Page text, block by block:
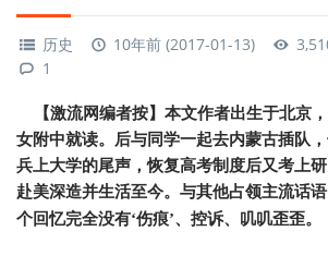
历史 10年前 (2017-01-13)
1
【激流网编者按】本文作者出生于北京
女附中就读。后与同学一起去内蒙古插队
兵上大学的尾声，恢复高考制度后又考上研
赴美深造并生活至今。与其他占领主流话
个回忆完全没有‘伤痕’、控诉、叽叽歪歪。